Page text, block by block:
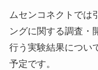
ムセンコネクトでは
ングに関する調査・
行う実験結果につい
予定です。